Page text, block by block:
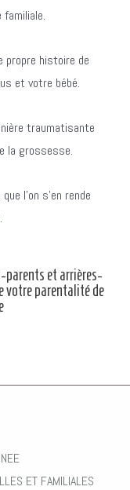
propre histoire de
et votre bébé.
traumatisante
la grossesse.
l’on s’en rende
parents et arrières-
votre parentalité de
ET FAMILIALES